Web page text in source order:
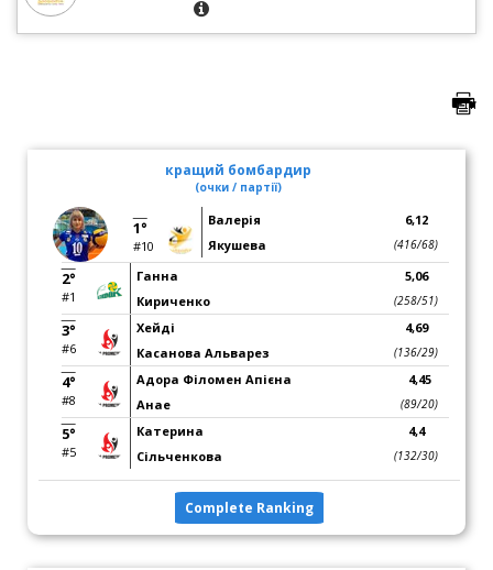
кращий бомбардир
(очки / партії)
1°
#10
Валерія
Якушева
6,12
(416/68)
2°
#1
Ганна
Кириченко
5,06
(258/51)
3°
#6
Хейді
Касанова Альварез
4,69
(136/29)
4°
#8
Адора Філомен Апієна
Анае
4,45
(89/20)
5°
#5
Катерина
Сільченкова
4,4
(132/30)
Complete Ranking